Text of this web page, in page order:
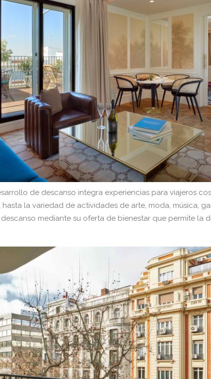
de descanso integra experiencias para viajeros
la variedad de actividades de arte, moda, música,
mediante su oferta de bienestar que permite la